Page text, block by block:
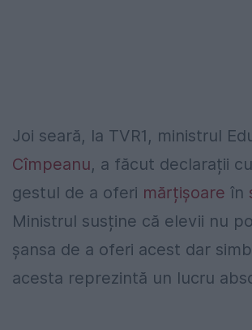
Joi seară, la TVR1, ministrul
Cîmpeanu, a făcut declarații
gestul de a oferi mărțișoare în
Ministrul susține că elevii nu
șansa de a oferi acest dar
acesta reprezintă un lucru